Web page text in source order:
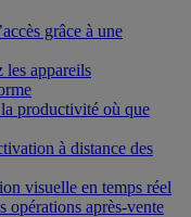
grâce à une
les appareils
productivité où que
à distance des
visuelle en temps réel
opérations après-vente